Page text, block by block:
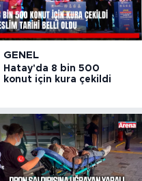
GENEL
Hatay'da 8 bin 500
konut için kura çekildi